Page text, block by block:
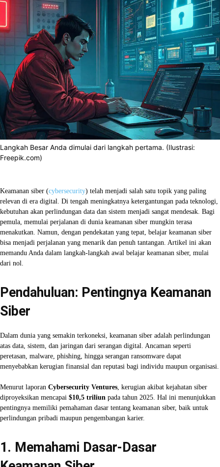
Langkah Besar Anda dimulai dari langkah pertama. (Ilustrasi:
Freepik.com)
Keamanan siber (cybersecurity) telah menjadi salah satu topik yang paling
relevan di era digital. Di tengah meningkatnya ketergantungan pada teknologi,
kebutuhan akan perlindungan data dan sistem menjadi sangat mendesak. Bagi
pemula, memulai perjalanan di dunia keamanan siber mungkin terasa
menakutkan. Namun, dengan pendekatan yang tepat, belajar keamanan siber
bisa menjadi perjalanan yang menarik dan penuh tantangan. Artikel ini akan
memandu Anda dalam langkah-langkah awal belajar keamanan siber, mulai
dari nol.
Pendahuluan: Pentingnya Keamanan
Siber
Dalam dunia yang semakin terkoneksi, keamanan siber adalah perlindungan
atas data, sistem, dan jaringan dari serangan digital. Ancaman seperti
peretasan, malware, phishing, hingga serangan ransomware dapat
menyebabkan kerugian finansial dan reputasi bagi individu maupun organisasi.
Menurut laporan Cybersecurity Ventures, kerugian akibat kejahatan siber
diproyeksikan mencapai $10,5 triliun pada tahun 2025. Hal ini menunjukkan
pentingnya memiliki pemahaman dasar tentang keamanan siber, baik untuk
perlindungan pribadi maupun pengembangan karier.
1. Memahami Dasar-Dasar